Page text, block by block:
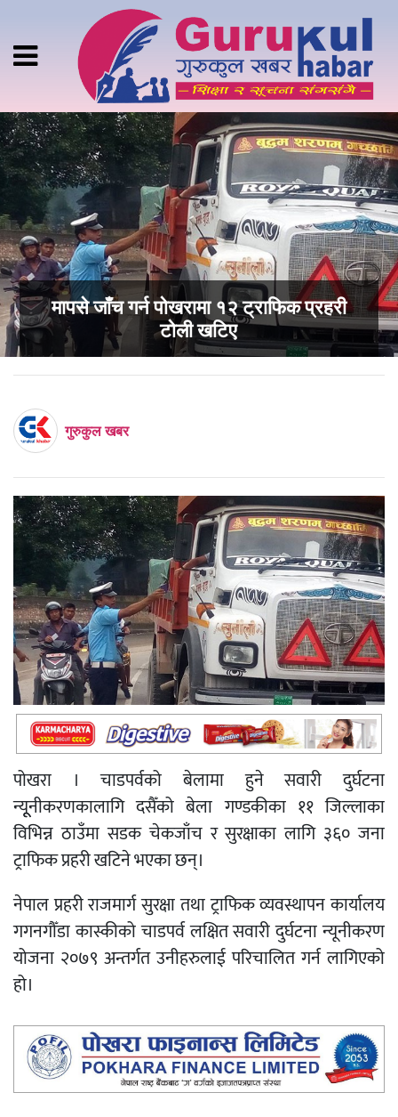
मापसे जाँच गर्न पोखरामा १२ ट्राफिक प्रहरी
टोली खटिए
गुरुकुल खबर
पोखरा । चाडपर्वको बेलामा हुने सवारी दुर्घटना
न्यूूनीकरणकालागि दसैँको बेला गण्डकीका ११ जिल्लाका
विभिन्न ठाउँमा सडक चेकजाँच र सुरक्षाका लागि ३६० जना
ट्राफिक प्रहरी खटिने भएका छन्।
नेपाल प्रहरी राजमार्ग सुरक्षा तथा ट्राफिक व्यवस्थापन कार्यालय
गगनगौँडा कास्कीको चाडपर्व लक्षित सवारी दुर्घटना न्यूनीकरण
योजना २०७९ अन्तर्गत उनीहरुलाई परिचालित गर्न लागिएको
हो।